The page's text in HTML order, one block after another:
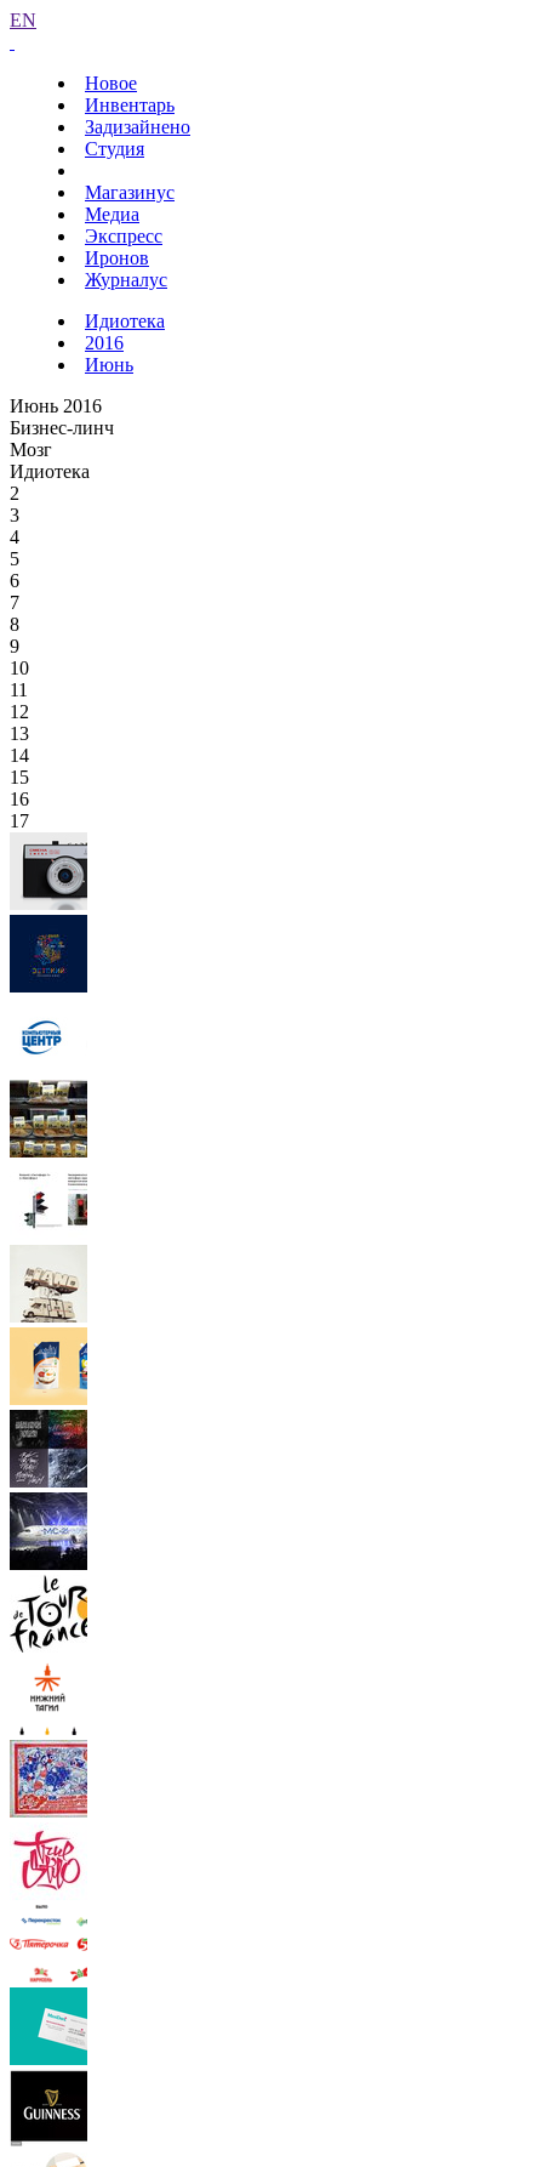
EN
Новое
Инвентарь
Задизайнено
Студия
Магазинус
Медиа
Экспресс
Иронов
Журналус
Идиотека
2016
Июнь
Июнь 2016
Бизнес-линч
Мозг
Идиотека
2
3
4
5
6
7
8
9
10
11
12
13
14
15
16
17